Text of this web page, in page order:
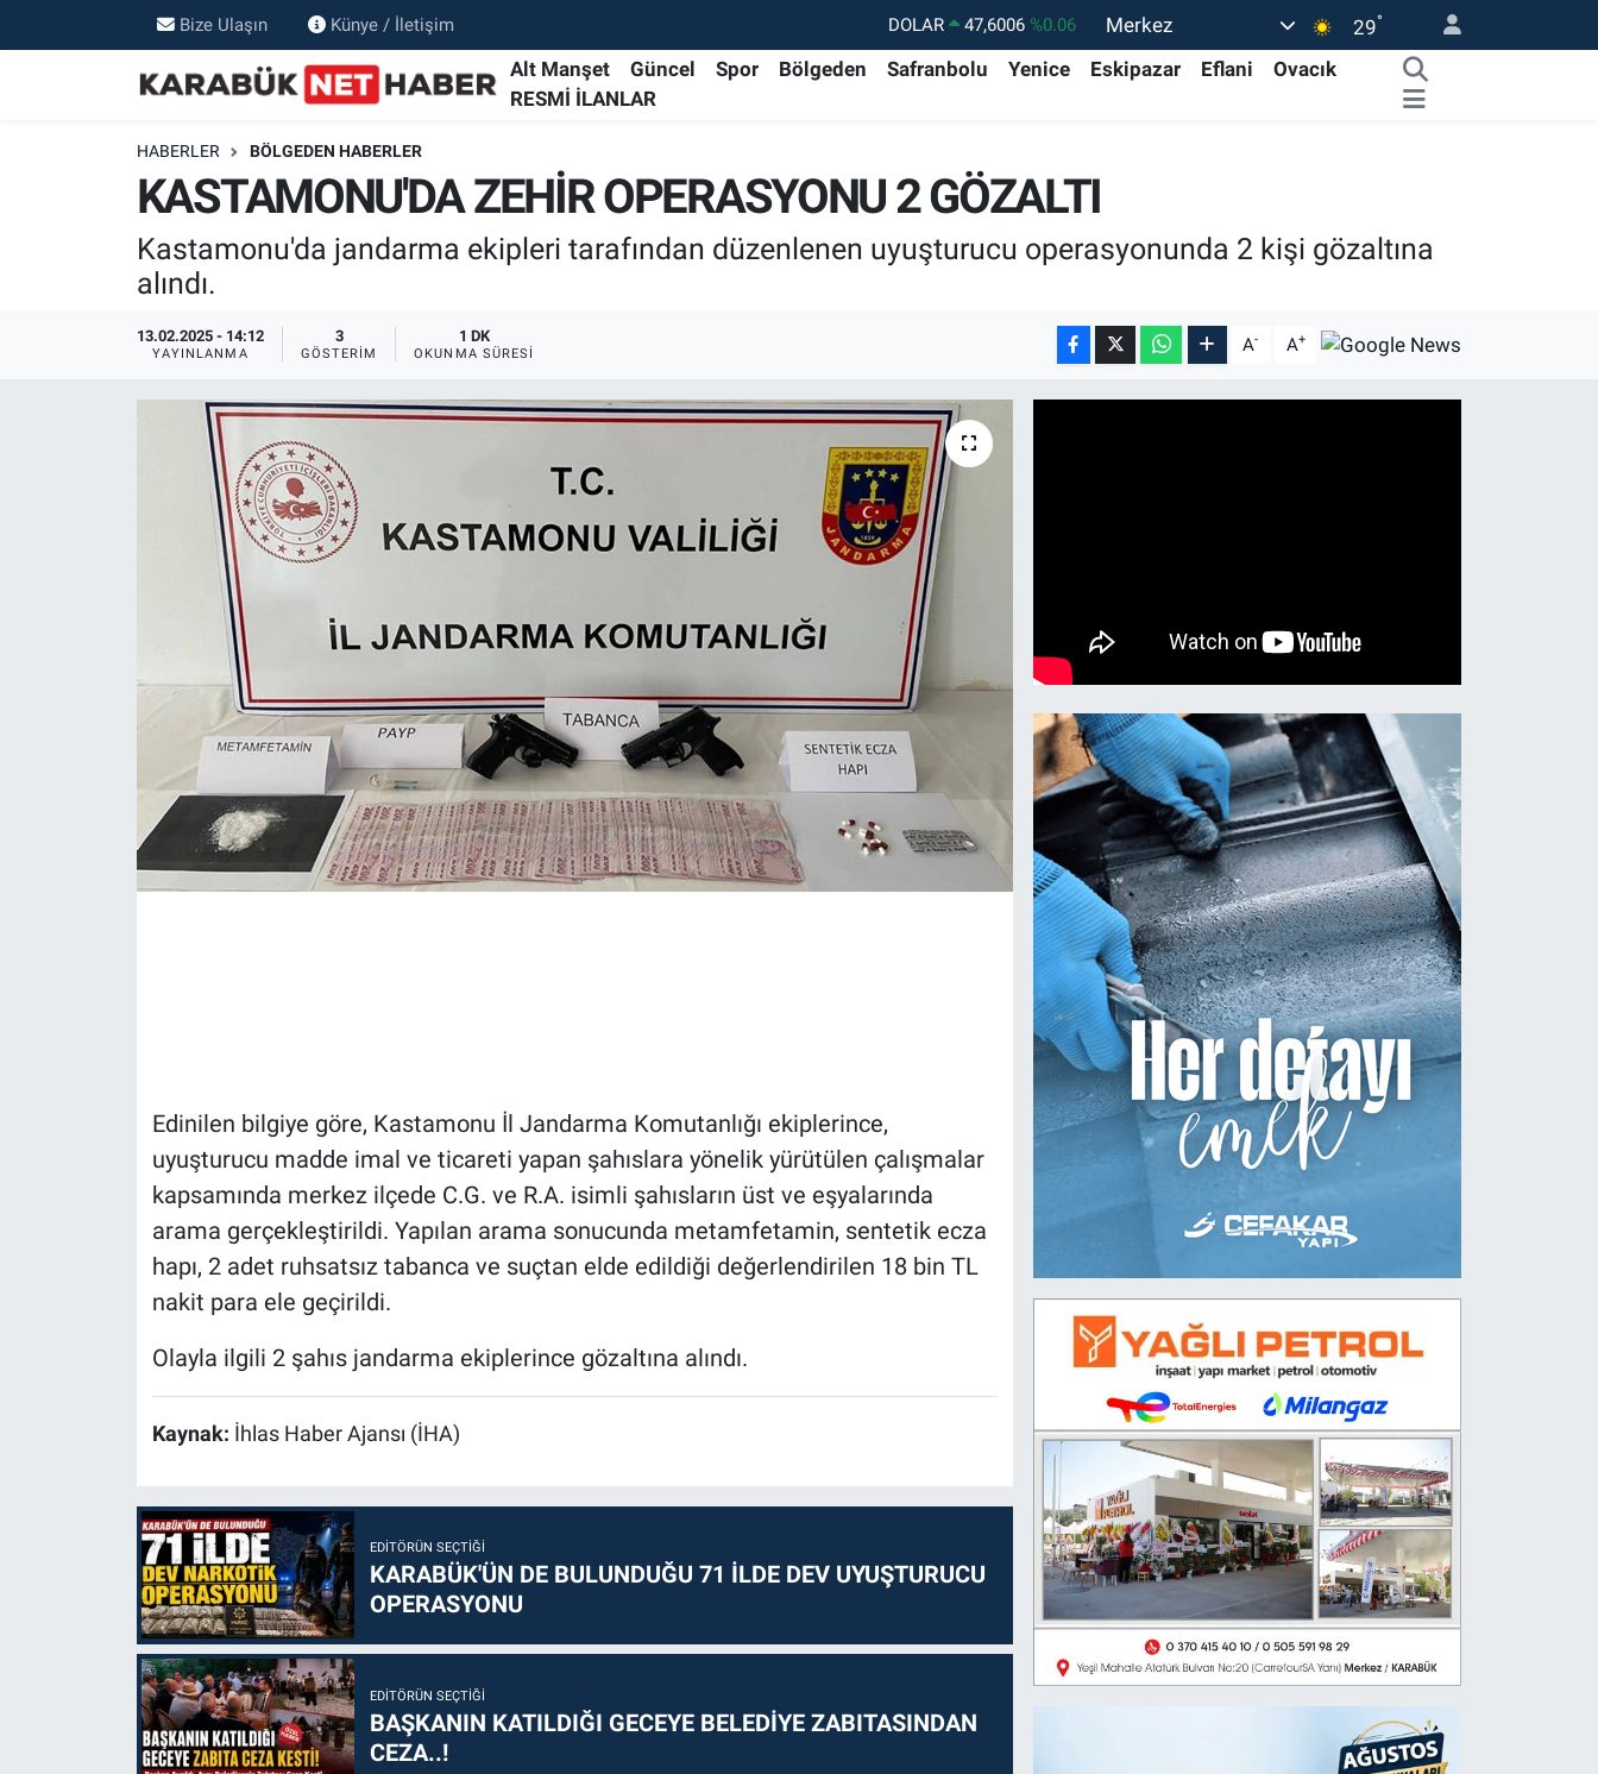
Bize Ulaşın Künye / İletişim DOLAR 47,6006 %0.06
EURO
55,0250 %0.02
BİST100
13.799
BITCOIN
64.643,95 %0.16
Merkez 29°
Alt Manşet Güncel Spor Bölgeden Safranbolu Yenice Eskipazar Eflani
Ovacık
RESMİ İLANLAR
HABERLER BÖLGEDEN HABERLER
KASTAMONU'DA ZEHİR OPERASYONU 2 GÖZALTI
Kastamonu'da jandarma ekipleri tarafından düzenlenen uyuşturucu operasyonunda 2 kişi gözaltına
alındı.
13.02.2025 - 14:12
YAYINLANMA
3
GÖSTERIM
1 DK
OKUNMA SÜRESI A- A+
Edinilen bilgiye göre, Kastamonu İl Jandarma Komutanlığı ekiplerince,
uyuşturucu madde imal ve ticareti yapan şahıslara yönelik yürütülen çalışmalar
kapsamında merkez ilçede C.G. ve R.A. isimli şahısların üst ve eşyalarında
arama gerçekleştirildi. Yapılan arama sonucunda metamfetamin, sentetik ecza
hapı, 2 adet ruhsatsız tabanca ve suçtan elde edildiği değerlendirilen 18 bin TL
nakit para ele geçirildi.
Olayla ilgili 2 şahıs jandarma ekiplerince gözaltına alındı.
Kaynak: İhlas Haber Ajansı (İHA)
EDITÖRÜN SEÇTIĞI
KARABÜK'ÜN DE BULUNDUĞU 71 İLDE DEV UYUŞTURUCU
OPERASYONU
EDITÖRÜN SEÇTIĞI
BAŞKANIN KATILDIĞI GECEYE BELEDİYE ZABITASINDAN
CEZA..!